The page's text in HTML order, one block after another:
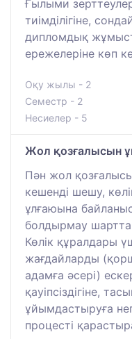
Ғылыми
тиімділігіне,
дипломдық
ережелеріне көп
Оқу жылы - 2
Семестр - 2
Несиелер - 5
Жол қозғалысын
Пән жол қозғалысы
кешенді шешу,
ұлғаюына
болдырмау
Көлік құралдары
жағдайларды
адамға әсері)
қауіпсіздігіне,
ұйымдастыруға
процесті